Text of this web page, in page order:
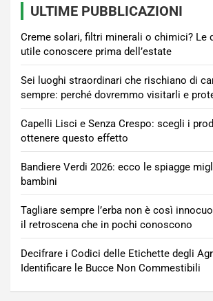
ULTIME PUBBLICAZIONI
Creme solari, filtri minerali o chimici? Le
utile conoscere prima dell’estate
Sei luoghi straordinari che rischiano di
sempre: perché dovremmo visitarli e
Capelli Lisci e Senza Crespo: scegli i
ottenere questo effetto
Bandiere Verdi 2026: ecco le spiagge
bambini
Tagliare sempre l’erba non è così
il retroscena che in pochi conoscono
Decifrare i Codici delle Etichette degli
Identificare le Bucce Non Commestibili